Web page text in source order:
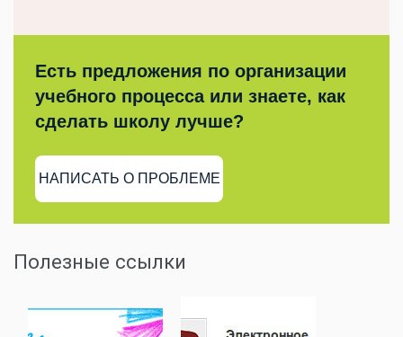
Есть предложения по организации
учебного процесса или знаете, как
сделать школу лучше?
НАПИСАТЬ О ПРОБЛЕМЕ
Полезные ссылки